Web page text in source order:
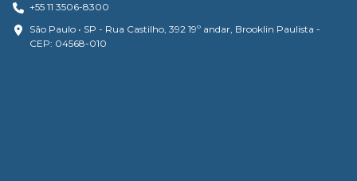
+55 11 3506-8300
São Paulo • SP - Rua Castilho, 392 19º andar, Brooklin Paulista -
CEP: 04568-010